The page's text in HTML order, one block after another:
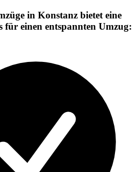
in Konstanz bietet eine
für einen entspannten Umzug: